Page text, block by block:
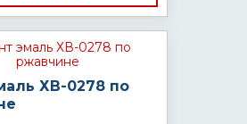
ХВ-0278 по